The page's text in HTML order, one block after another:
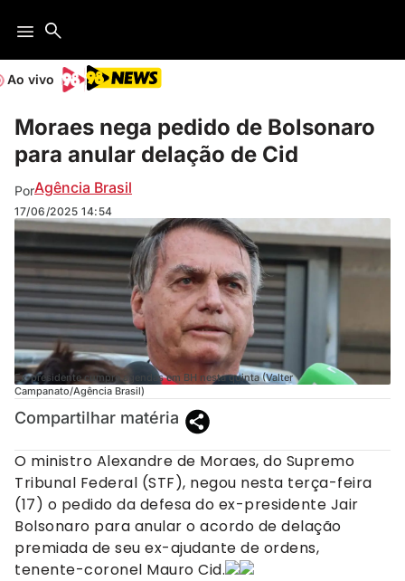
Ao vivo
Moraes nega pedido de Bolsonaro
para anular delação de Cid
PorAgência Brasil
17/06/2025 14:54
Ex-presidente cumpre agendas em BH nesta quinta (Valter
Campanato/Agência Brasil)
Compartilhar matéria
O ministro Alexandre de Moraes, do Supremo
Tribunal Federal (STF), negou nesta terça-feira
(17) o pedido da defesa do ex-presidente Jair
Bolsonaro para anular o acordo de delação
premiada de seu ex-ajudante de ordens,
tenente-coronel Mauro Cid.